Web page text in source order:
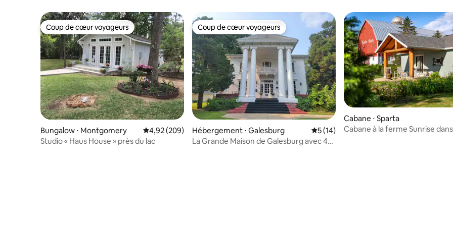
Coup de cœur voyageurs
Coup de cœur voyageurs
Bungalow ⋅ Montgomery Évaluation moyenne sur la base de 209 commentaires : 4,92 sur 5
4,92 (209)
Studio « Haus House » près du lac
Coup de cœur voyageurs
Coup de cœur voyageurs
Hébergement ⋅ Galesburg Évaluation moyenne sur la base de 14
5 (14)
La Grande Maison de Galesburg avec 4
Cabane ⋅ Sparta
Cabane à la ferme Sunrise